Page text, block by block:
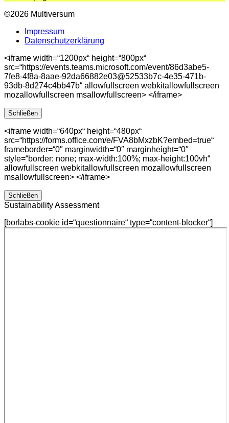
©2026 Multiversum
Impressum
Datenschutzerklärung
<iframe width=“1200px“ height=“800px“
src=“https://events.teams.microsoft.com/event/86d3abe5-
7fe8-4f8a-8aae-92da66882e03@52533b7c-4e35-471b-
93db-8d274c4bb47b“ allowfullscreen webkitallowfullscreen
mozallowfullscreen msallowfullscreen> </iframe>
Schließen
<iframe width=“640px“ height=“480px“
src=“https://forms.office.com/e/FVA8bMxzbK?embed=true“
frameborder=“0″ marginwidth=“0″ marginheight=“0″
style=“border: none; max-width:100%; max-height:100vh“
allowfullscreen webkitallowfullscreen mozallowfullscreen
msallowfullscreen> </iframe>
Schließen
Sustainability Assessment
[borlabs-cookie id=“questionnaire“ type=“content-blocker“]